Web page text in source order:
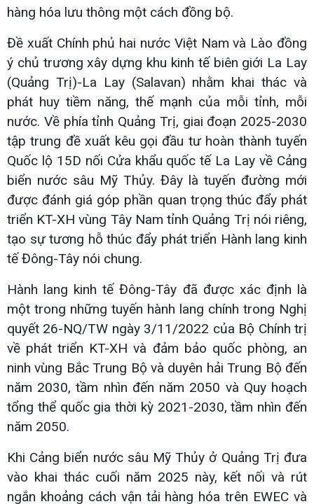
hàng hóa lưu thông một cách đồng bộ.
Đề xuất Chính phủ hai nước Việt Nam và Lào đồng
ý chủ trương xây dựng khu kinh tế biên giới La Lay
(Quảng Trị)-La Lay (Salavan) nhằm khai thác và
phát huy tiềm năng, thế mạnh của mỗi tỉnh, mỗi
nước. Về phía tỉnh Quảng Trị, giai đoạn 2025-2030
tập trung đề xuất kêu gọi đầu tư hoàn thành tuyến
Quốc lộ 15D nối Cửa khẩu quốc tế La Lay về Cảng
biển nước sâu Mỹ Thủy. Đây là tuyến đường mới
được đánh giá góp phần quan trọng thúc đẩy phát
triển KT-XH vùng Tây Nam tỉnh Quảng Trị nói riêng,
tạo sự tương hỗ thúc đẩy phát triển Hành lang kinh
tế Đông-Tây nói chung.
Hành lang kinh tế Đông-Tây đã được xác định là
một trong những tuyến hành lang chính trong Nghị
quyết 26-NQ/TW ngày 3/11/2022 của Bộ Chính trị
về phát triển KT-XH và đảm bảo quốc phòng, an
ninh vùng Bắc Trung Bộ và duyên hải Trung Bộ đến
năm 2030, tầm nhìn đến năm 2050 và Quy hoạch
tổng thể quốc gia thời kỳ 2021-2030, tầm nhìn đến
năm 2050.
Khi Cảng biển nước sâu Mỹ Thủy ở Quảng Trị đưa
vào khai thác cuối năm 2025 này, kết nối và rút
ngắn khoảng cách vận tải hàng hóa trên EWEC và